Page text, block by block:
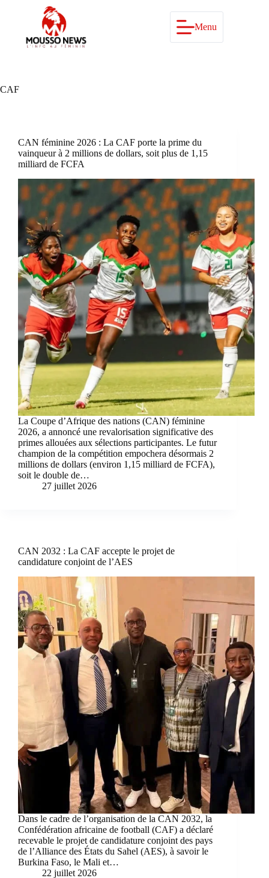
Menu
CAF
CAN féminine 2026 : La CAF porte la prime du
vainqueur à 2 millions de dollars, soit plus de 1,15
milliard de FCFA
La Coupe d’Afrique des nations (CAN) féminine
2026, a annoncé une revalorisation significative des
primes allouées aux sélections participantes. Le futur
champion de la compétition empochera désormais 2
millions de dollars (environ 1,15 milliard de FCFA),
soit le double de…
27 juillet 2026
CAN 2032 : La CAF accepte le projet de
candidature conjoint de l’AES
Dans le cadre de l’organisation de la CAN 2032, la
Confédération africaine de football (CAF) a déclaré
recevable le projet de candidature conjoint des pays
de l’Alliance des États du Sahel (AES), à savoir le
Burkina Faso, le Mali et…
22 juillet 2026